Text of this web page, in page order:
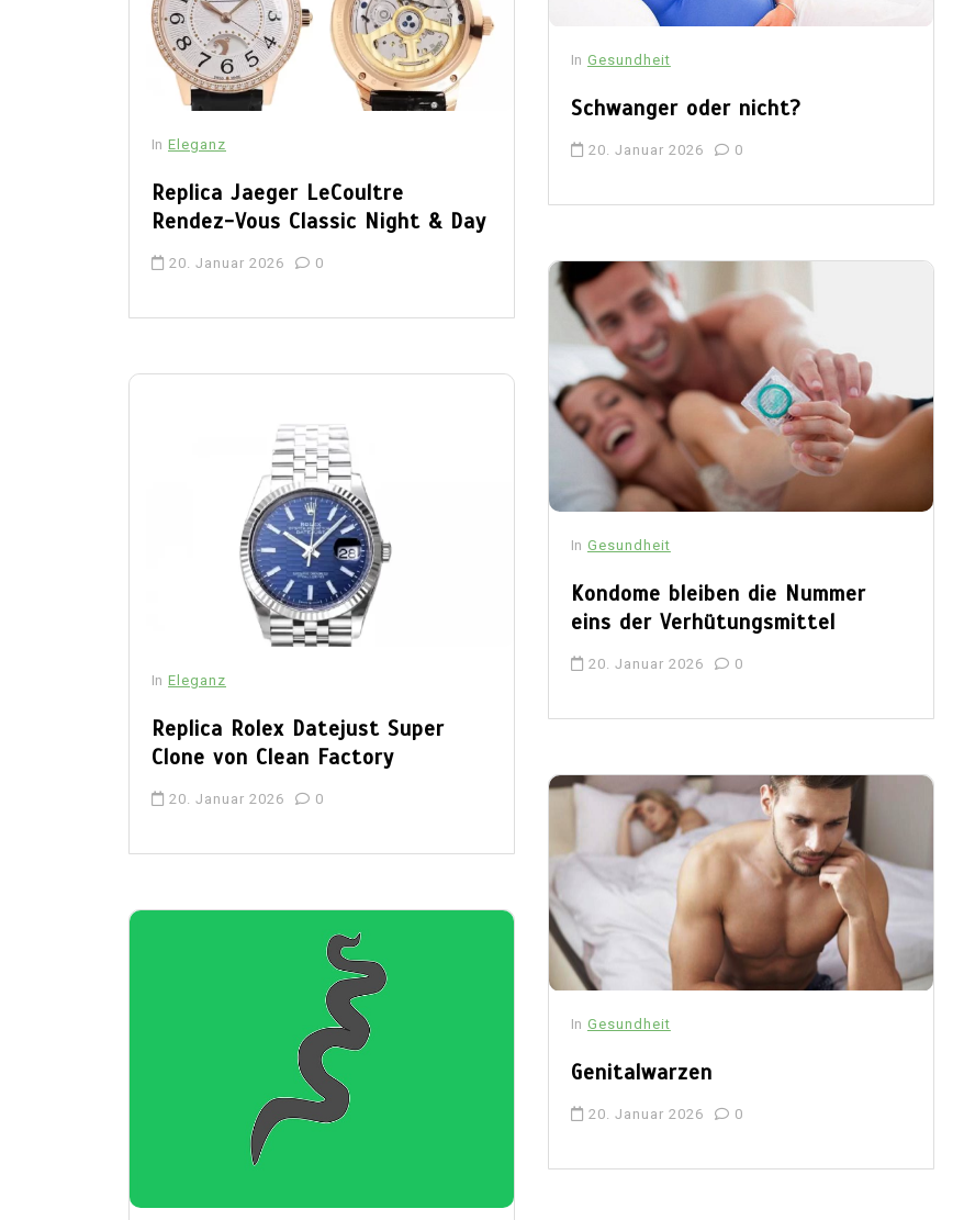
In Eleganz
Replica Jaeger LeCoultre
Rendez-Vous Classic Night & Day
20. Januar 2026 0
In Eleganz
Replica Rolex Datejust Super
Clone von Clean Factory
20. Januar 2026 0
In Gesundheit
Schwanger oder nicht?
20. Januar 2026 0
In Gesundheit
Kondome bleiben die Nummer
eins der Verhütungsmittel
20. Januar 2026 0
In Gesundheit
Genitalwarzen
20. Januar 2026 0